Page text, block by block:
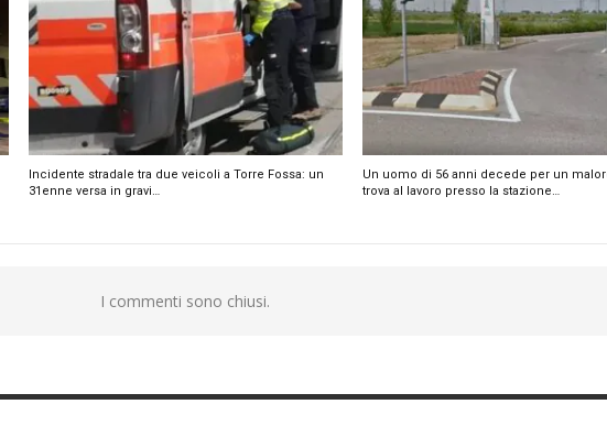
Incidente stradale tra due veicoli a Torre Fossa: un
31enne versa in gravi…
Un uomo di 56 anni decede per un
trova al lavoro presso la stazione…
I commenti sono chiusi.